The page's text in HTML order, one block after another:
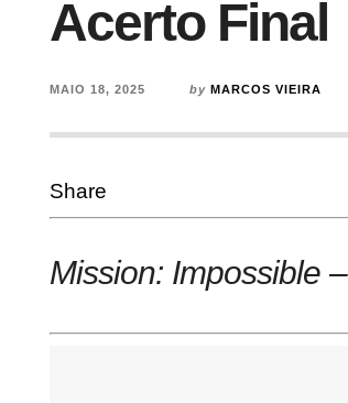
Acerto Final
MAIO 18, 2025 by MARCOS VIEIRA
Share
Mission: Impossible